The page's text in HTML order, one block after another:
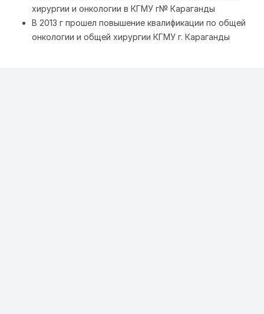
хирургии и онкологии в КГМУ г№ Караганды
В 2013 г прошел повышение квалификации по общей
онкологии и общей хирургии КГМУ г. Караганды